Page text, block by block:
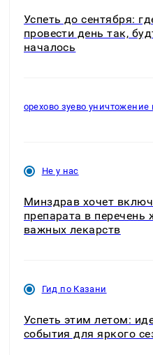
Успеть до сентября:
провести день так,
началось
орехово зуево уничтожение
Не у нас
Минздрав хочет
препарата в перечень
важных лекарств
Гид по Казани
Успеть этим летом:
события для яркого